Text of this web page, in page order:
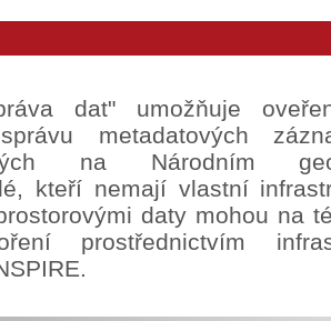
dat" umožňuje
metadatových
na Národním
kteří nemají vlastní
daty mohou na
prostřednictvím